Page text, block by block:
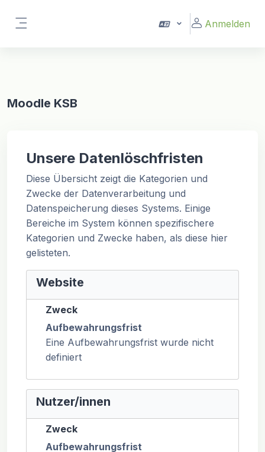
Anmelden
Moodle KSB
Unsere Datenlöschfristen
Diese Übersicht zeigt die Kategorien und
Zwecke der Datenverarbeitung und
Datenspeicherung dieses Systems. Einige
Bereiche im System können spezifischere
Kategorien und Zwecke haben, als diese hier
gelisteten.
Website
Zweck
Aufbewahrungsfrist
Eine Aufbewahrungsfrist wurde nicht
definiert
Nutzer/innen
Zweck
Aufbewahrungsfrist